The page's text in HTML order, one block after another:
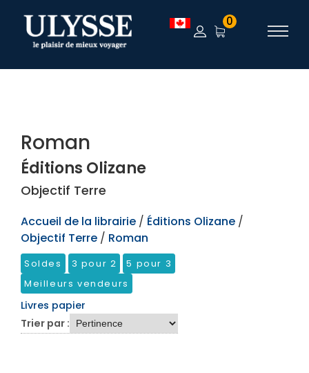
TEST 0
Roman
Éditions Olizane
Objectif Terre
Accueil de la librairie / Éditions Olizane /
Objectif Terre / Roman
Soldes 3 pour 2
5 pour 3
Meilleurs vendeurs
Livres papier
Trier par :